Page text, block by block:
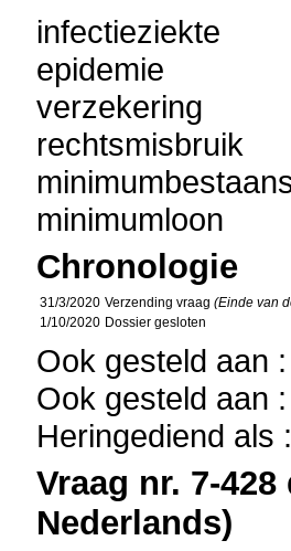
infectieziekte
epidemie
verzekering
rechtsmisbruik
minimumloon
Chronologie
31/3/2020 Verzending vraag(Einde van
1/10/2020 Dossier gesloten
Ook gesteld aan
Ook gesteld aan
Heringediend
Vraag nr. 7-
Nederlands)